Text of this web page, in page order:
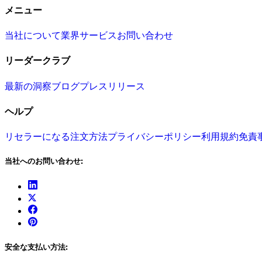
メニュー
当社について業界サービスお問い合わせ
リーダークラブ
最新の洞察ブログプレスリリース
ヘルプ
リセラーになる注文方法プライバシーポリシー利用規約免責
当社へのお問い合わせ:
安全な支払い方法: